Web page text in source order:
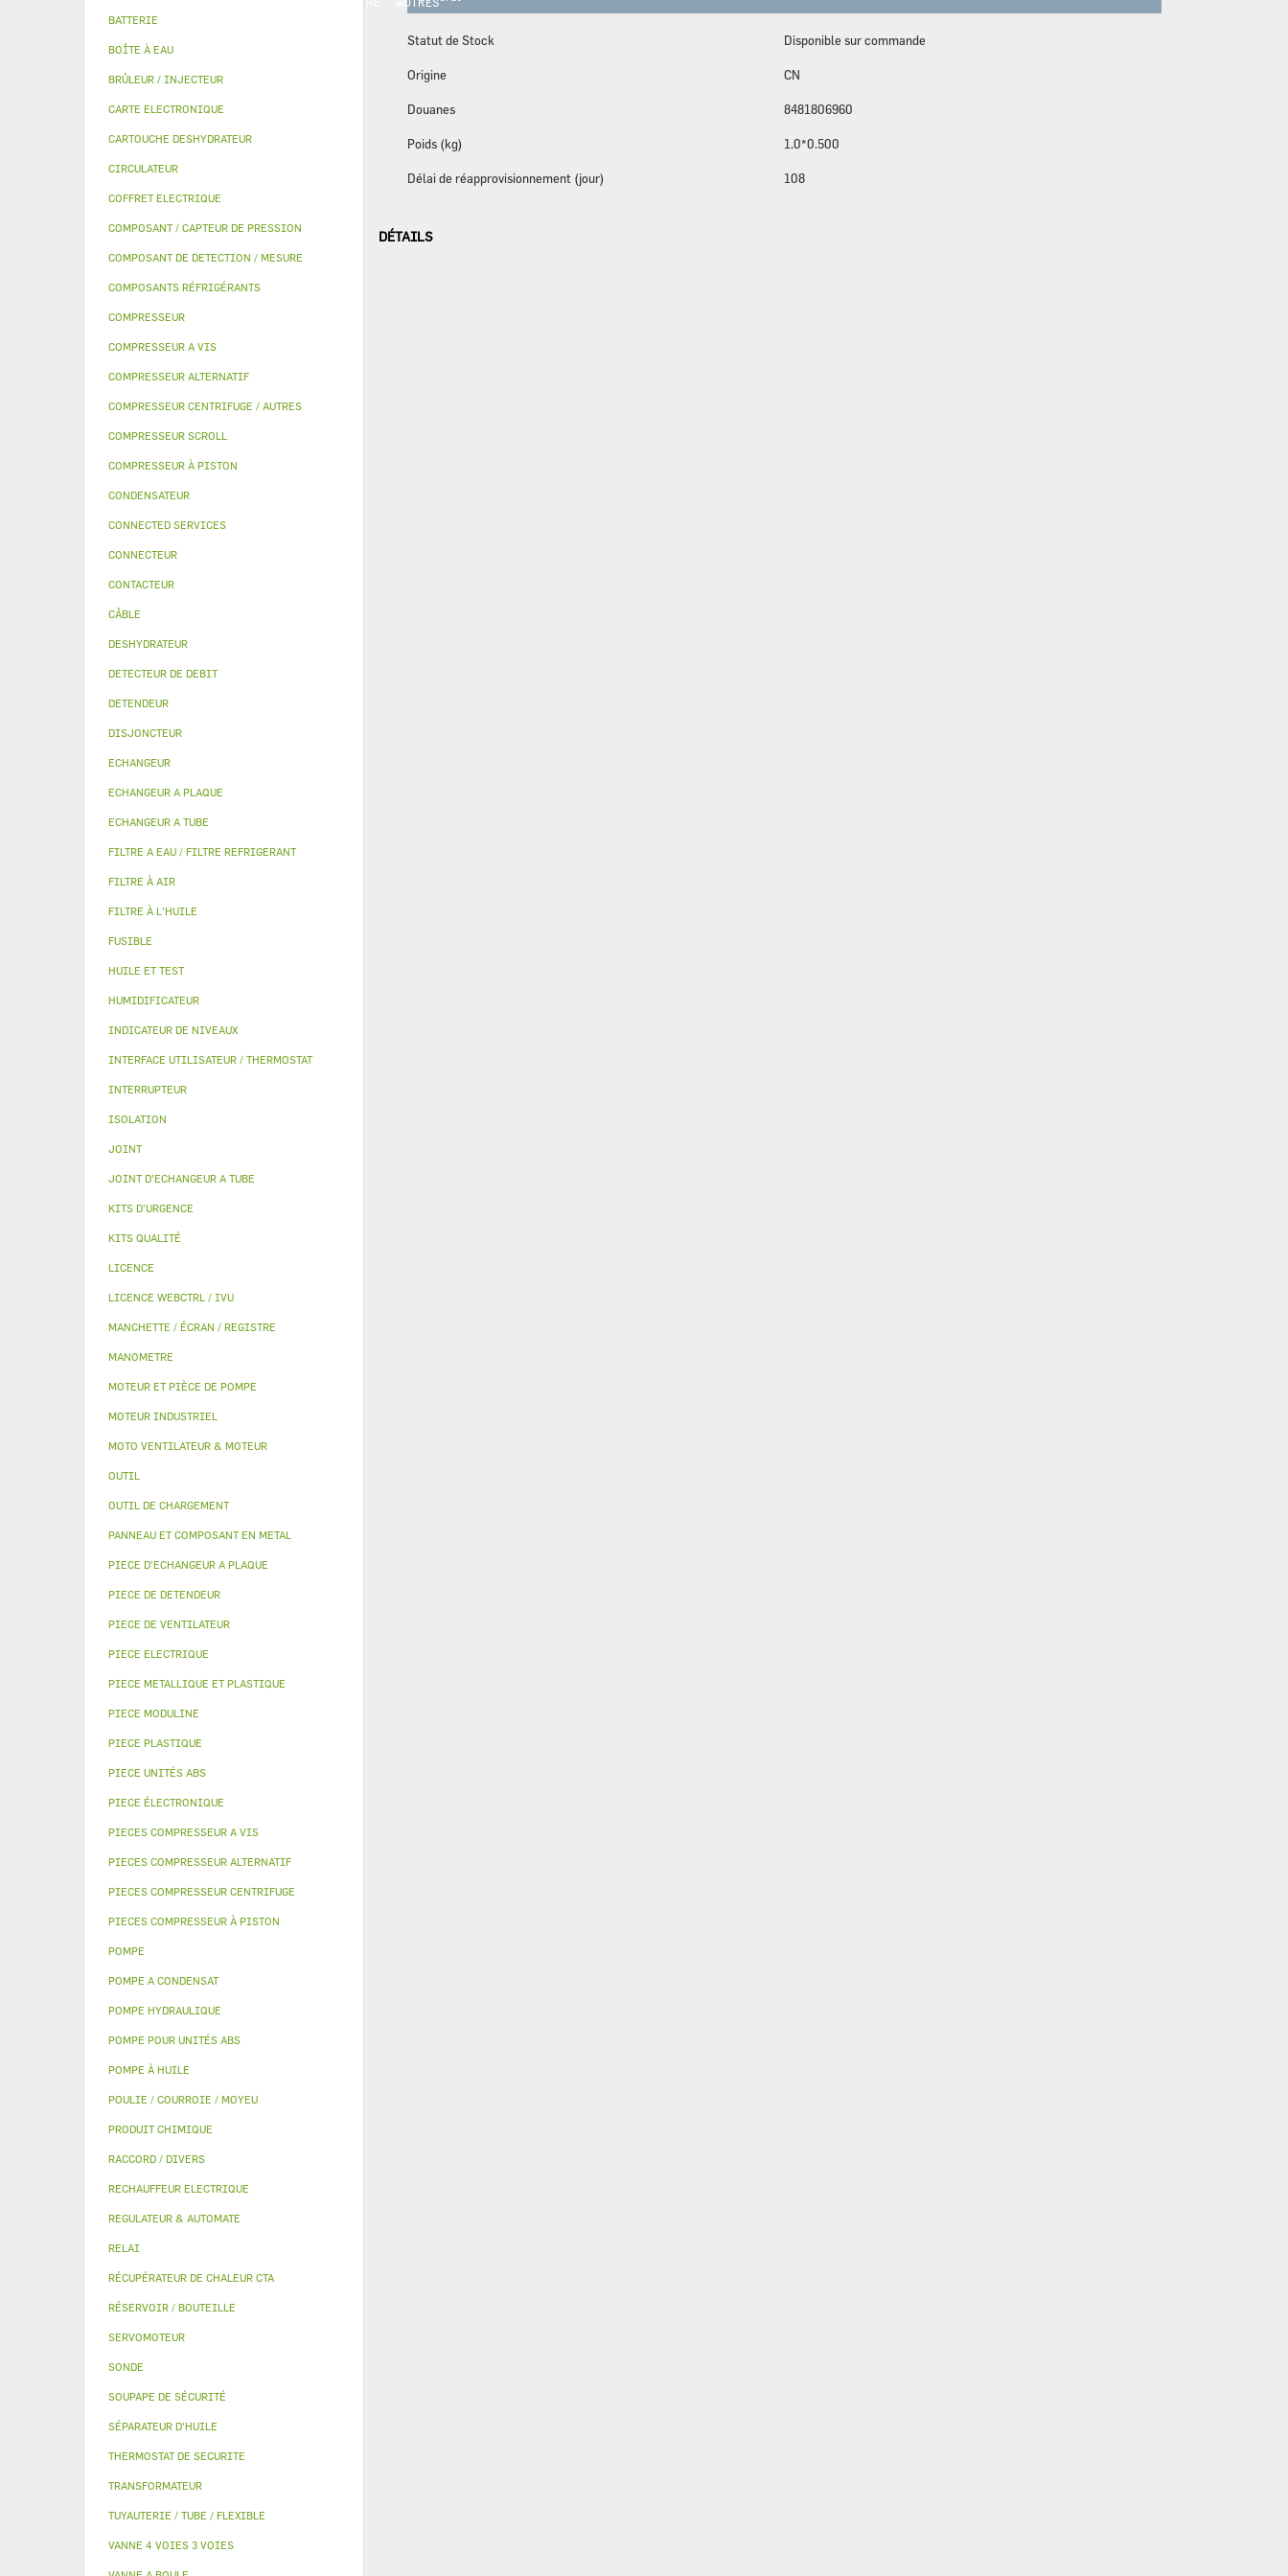
BATTERIE
BOÎTE À EAU
BRÛLEUR / INJECTEUR
CARTE ELECTRONIQUE
CARTOUCHE DESHYDRATEUR
CIRCULATEUR
COFFRET ELECTRIQUE
COMPOSANT / CAPTEUR DE PRESSION
COMPOSANT DE DETECTION / MESURE
COMPOSANTS RÉFRIGÉRANTS
COMPRESSEUR
COMPRESSEUR A VIS
COMPRESSEUR ALTERNATIF
COMPRESSEUR CENTRIFUGE / AUTRES
COMPRESSEUR SCROLL
COMPRESSEUR À PISTON
CONDENSATEUR
CONNECTED SERVICES
CONNECTEUR
CONTACTEUR
CÂBLE
DESHYDRATEUR
DETECTEUR DE DEBIT
DETENDEUR
DISJONCTEUR
ECHANGEUR
ECHANGEUR A PLAQUE
ECHANGEUR A TUBE
FILTRE A EAU / FILTRE REFRIGERANT
FILTRE À AIR
FILTRE À L'HUILE
FUSIBLE
HUILE ET TEST
HUMIDIFICATEUR
INDICATEUR DE NIVEAUX
INTERFACE UTILISATEUR / THERMOSTAT
INTERRUPTEUR
ISOLATION
JOINT
JOINT D'ECHANGEUR A TUBE
KITS D'URGENCE
KITS QUALITÉ
LICENCE
LICENCE WEBCTRL / IVU
MANCHETTE / ÉCRAN / REGISTRE
MANOMETRE
MOTEUR ET PIÈCE DE POMPE
MOTEUR INDUSTRIEL
MOTO VENTILATEUR & MOTEUR
OUTIL
OUTIL DE CHARGEMENT
PANNEAU ET COMPOSANT EN METAL
PIECE D'ECHANGEUR A PLAQUE
PIECE DE DETENDEUR
PIECE DE VENTILATEUR
PIECE ELECTRIQUE
PIECE METALLIQUE ET PLASTIQUE
PIECE MODULINE
PIECE PLASTIQUE
PIECE UNITÉS ABS
PIECE ÉLECTRONIQUE
PIECES COMPRESSEUR A VIS
PIECES COMPRESSEUR ALTERNATIF
PIECES COMPRESSEUR CENTRIFUGE
PIECES COMPRESSEUR À PISTON
POMPE
POMPE A CONDENSAT
POMPE HYDRAULIQUE
POMPE POUR UNITÉS ABS
POMPE À HUILE
POULIE / COURROIE / MOYEU
PRODUIT CHIMIQUE
RACCORD / DIVERS
RECHAUFFEUR ELECTRIQUE
REGULATEUR & AUTOMATE
RELAI
RÉCUPÉRATEUR DE CHALEUR CTA
RÉSERVOIR / BOUTEILLE
SERVOMOTEUR
SONDE
SOUPAPE DE SÉCURITÉ
SÉPARATEUR D'HUILE
THERMOSTAT DE SECURITE
TRANSFORMATEUR
TUYAUTERIE / TUBE / FLEXIBLE
VANNE 4 VOIES 3 VOIES
Statut de Stock Disponible sur commande
Origine CN
Douanes 8481806960
Poids (kg) 1.0*0.500
Délai de réapprovisionnement (jour) 108
DÉTAILS